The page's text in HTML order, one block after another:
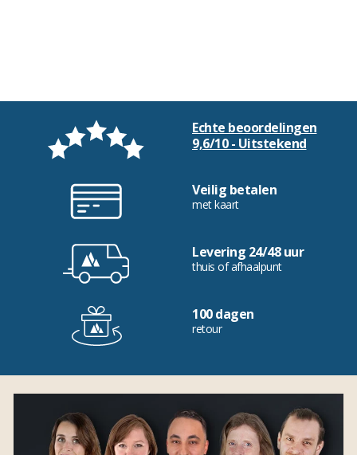
Echte beoordelingen
9,6/10 - Uitstekend
Veilig betalen
met kaart
Levering 24/48 uur
thuis of afhaalpunt
100 dagen
retour